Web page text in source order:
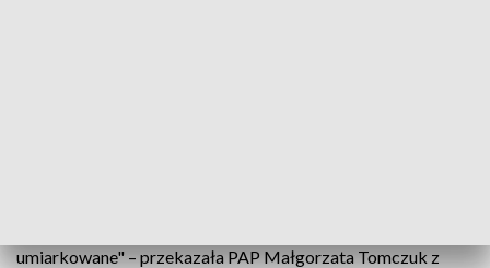
umiarkowane" – przekazała PAP Małgorzata Tomczuk z